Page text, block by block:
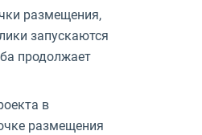
размещения,
запускаются
продолжает
в
размещения